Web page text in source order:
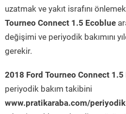
uzatmak ve yakıt israfını
Tourneo Connect 1.5 Ecoblue
değişimi ve periyodik bakımını
gerekir.
2018 Ford Tourneo Connect 1.5
periyodik bakım takibini
www.pratikaraba.com/